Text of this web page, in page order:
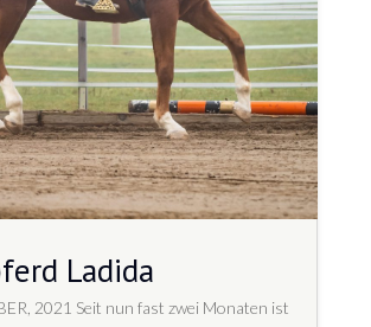
Ladida
2021 Seit nun fast zwei Monaten ist